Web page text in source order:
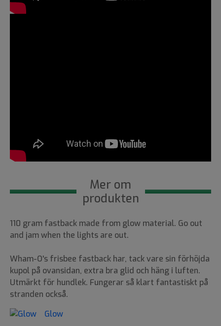
Mer om
produkten
110 gram fastback made from glow material. Go out
and jam when the lights are out.
Wham-O's frisbee fastback har, tack vare sin förhöjda
kupol på ovansidan, extra bra glid och häng i luften.
Utmärkt för hundlek. Fungerar så klart fantastiskt på
stranden också.
Glow